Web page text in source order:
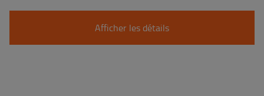
Afficher les détails